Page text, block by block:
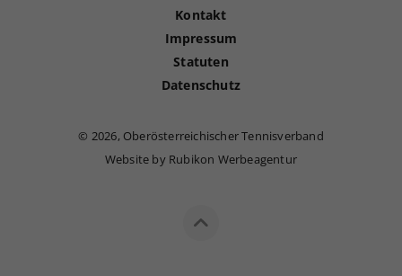
Kontakt
Impressum
Statuten
Datenschutz
© 2026, Oberösterreichischer Tennisverband
Website by Rubikon Werbeagentur